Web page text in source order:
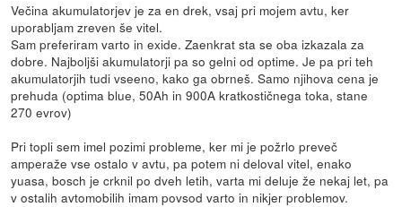
Večina akumulatorjev je za en drek, vsaj pri mojem avtu, ker
uporabljam zreven še vitel.
Sam preferiram varto in exide. Zaenkrat sta se oba izkazala za
dobre. Najboljši akumulatorji pa so gelni od optime. Je pa pri teh
akumulatorjih tudi vseeno, kako ga obrneš. Samo njihova cena je
prehuda (optima blue, 50Ah in 900A kratkostičnega toka, stane
270 evrov)
Pri topli sem imel pozimi probleme, ker mi je požrlo preveč
amperaže vse ostalo v avtu, pa potem ni deloval vitel, enako
yuasa, bosch je crknil po dveh letih, varta mi deluje že nekaj let, pa
v ostalih avtomobilih imam povsod varto in nikjer problemov.